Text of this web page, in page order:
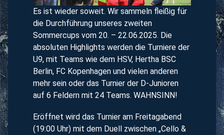
Es ist wieder soweit. Wir sammeln fleißig für
die Durchführung unseres zweiten
Sommercups vom 20. – 22.06.2025. Die
absoluten Highlights werden die Turniere der
U9, mit Teams wie dem HSV, Hertha BSC
Berlin, FC Kopenhagen und vielen anderen
mehr sein oder das Turnier der D-Junioren
auf 6 Feldern mit 24 Teams. WAHNSINN!
Eröffnet wird das Turnier am Freitagabend
(19:00 Uhr) mit dem Duell zwischen „Cello &